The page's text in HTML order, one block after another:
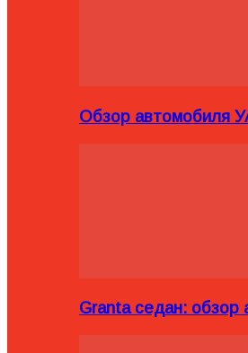
Обзор автомобиля
Granta седан: обзор